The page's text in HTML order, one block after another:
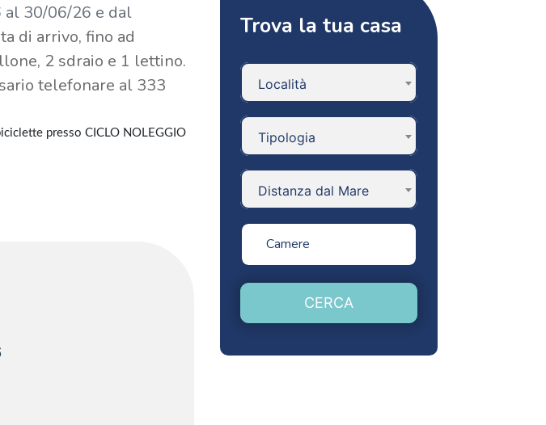
al 30/06/26 e dal
di arrivo, fino ad
2 sdraio e 1 lettino.
telefonare al 333
presso CICLO NOLEGGIO
Trova la tua casa
Località
Tipologia
Distanza dal Mare
CERCA